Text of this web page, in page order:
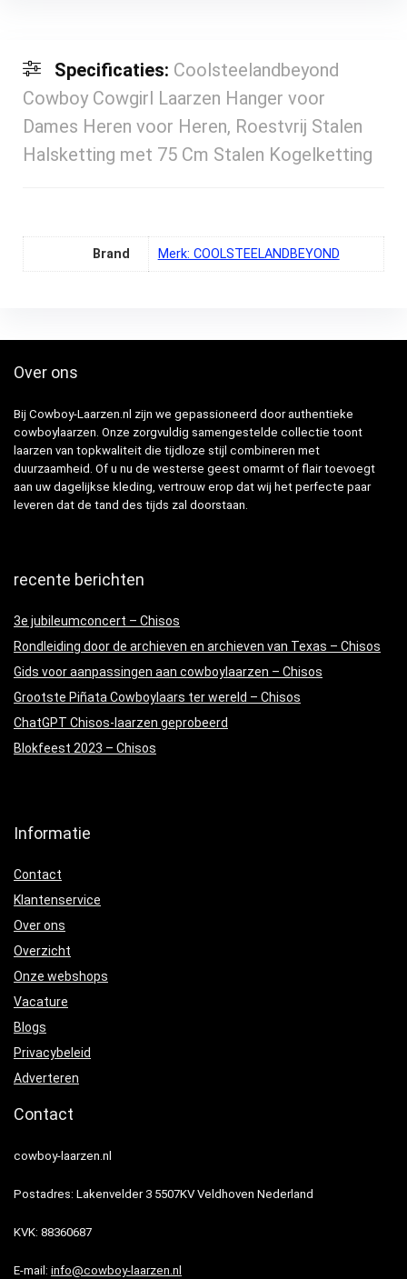
Specificaties: Coolsteelandbeyond
Cowboy Cowgirl Laarzen Hanger voor
Dames Heren voor Heren, Roestvrij Stalen
Halsketting met 75 Cm Stalen Kogelketting
Brand Merk: COOLSTEELANDBEYOND
Over ons
Bij Cowboy-Laarzen.nl zijn we gepassioneerd door authentieke
cowboylaarzen. Onze zorgvuldig samengestelde collectie toont
laarzen van topkwaliteit die tijdloze stijl combineren met
duurzaamheid. Of u nu de westerse geest omarmt of flair toevoegt
aan uw dagelijkse kleding, vertrouw erop dat wij het perfecte paar
leveren dat de tand des tijds zal doorstaan.
recente berichten
3e jubileumconcert – Chisos
Rondleiding door de archieven en archieven van Texas – Chisos
Gids voor aanpassingen aan cowboylaarzen – Chisos
Grootste Piñata Cowboylaars ter wereld – Chisos
ChatGPT Chisos-laarzen geprobeerd
Blokfeest 2023 – Chisos
Informatie
Contact
Klantenservice
Over ons
Overzicht
Onze webshops
Vacature
Blogs
Privacybeleid
Adverteren
Contact
cowboy-laarzen.nl
Postadres: Lakenvelder 3 5507KV Veldhoven Nederland
KVK: 88360687
E-mail: info@cowboy-laarzen.nl